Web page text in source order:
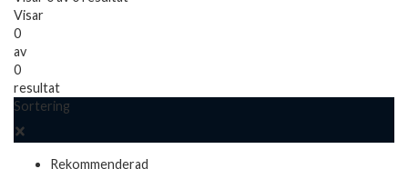
Visar
0
av
0
resultat
Sortering
Rekommenderad